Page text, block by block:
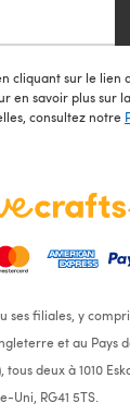
cliquant sur le lien
en savoir plus sur
consultez notre
ses filiales, y
et au Pays
deux à 1010
Uni, RG41 5TS.